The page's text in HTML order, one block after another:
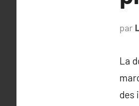
par
La
des